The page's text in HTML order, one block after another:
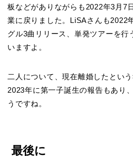
板などがありながらも2022年3月7
業に戻りました。LiSAさんも2022
グル3曲リリース、単発ツアーを行
いますよ。
二人について、現在離婚したとい
2023年に第一子誕生の報告もあり
うですね。
最後に